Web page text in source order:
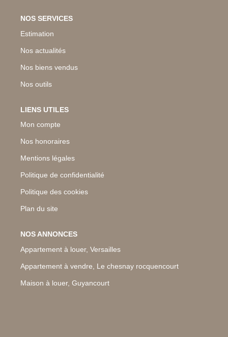
NOS SERVICES
Estimation
Nos actualités
Nos biens vendus
Nos outils
LIENS UTILES
Mon compte
Nos honoraires
Mentions légales
Politique de confidentialité
Politique des cookies
Plan du site
NOS ANNONCES
Appartement à louer, Versailles
Appartement à vendre, Le chesnay rocquencourt
Maison à louer, Guyancourt